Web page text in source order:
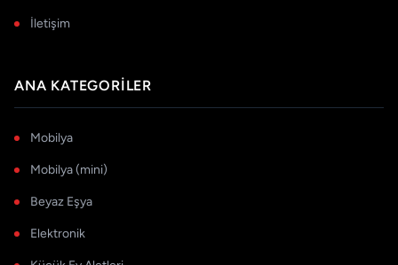
İletişim
ANA KATEGORILER
Mobilya
Mobilya (mini)
Beyaz Eşya
Elektronik